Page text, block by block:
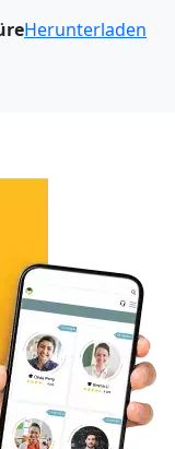
Herunterladen